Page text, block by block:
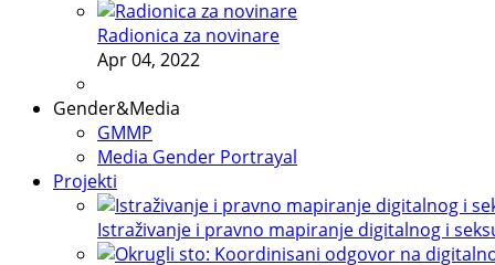
Radionica za novinare
Apr 04, 2022
Gender&Media
GMMP
Media Gender Portrayal
Projekti
Istraživanje i pravno mapiranje digitalnog i